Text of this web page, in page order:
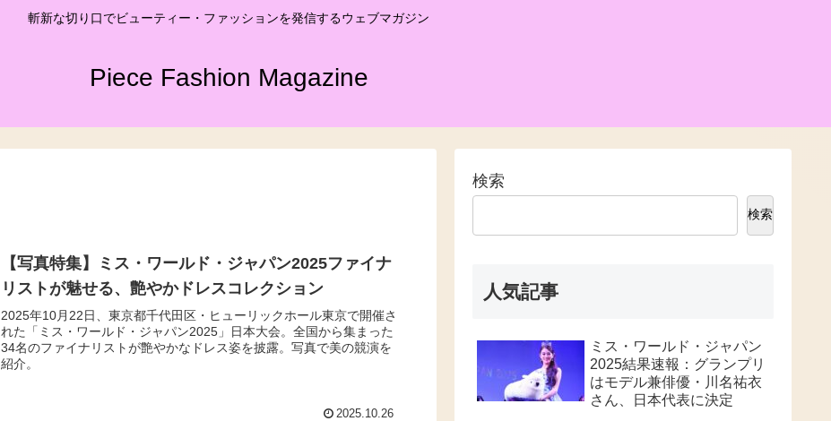
斬新な切り口でビューティー・ファッションを発信するウェブマガジン
Piece Fashion Magazine
【写真特集】ミス・ワールド・ジャパン2025ファイナ
リストが魅せる、艶やかドレスコレクション
2025年10月22日、東京都千代田区・ヒューリックホール東京で開催さ
れた「ミス・ワールド・ジャパン2025」日本大会。全国から集まった
34名のファイナリストが艶やかなドレス姿を披露。写真で美の競演を
紹介。
2025.10.26
検索
検索
人気記事
ミス・ワールド・ジャパン
2025結果速報：グランプリ
はモデル兼俳優・川名祐衣
さん、日本代表に決定